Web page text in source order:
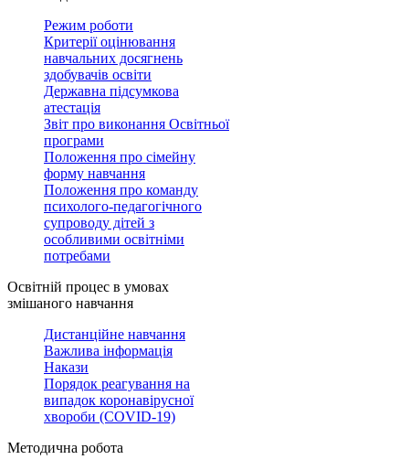
Режим роботи
Критерії оцінювання
навчальних досягнень
здобувачів освіти
Державна підсумкова
атестація
Звіт про виконання Освітньої
програми
Положення про сімейну
форму навчання
Положення про команду
психолого-педагогічного
супроводу дітей з
особливими освітніми
потребами
Освітній процес в умовах
змішаного навчання
Дистанційне навчання
Важлива інформація
Накази
Порядок реагування на
випадок коронавірусної
хвороби (COVID-19)
Методична робота